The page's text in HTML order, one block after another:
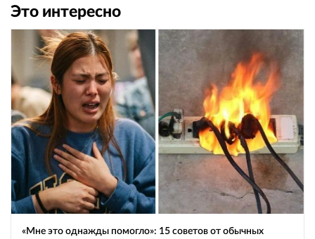
Это интересно
«Мне это однажды помогло»: 15 советов от обычных